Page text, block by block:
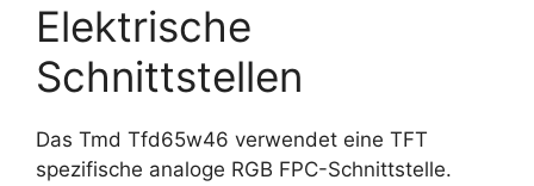
Elektrische
Schnittstellen
Das Tmd Tfd65w46 verwendet eine TFT
spezifische analoge RGB FPC-Schnittstelle.